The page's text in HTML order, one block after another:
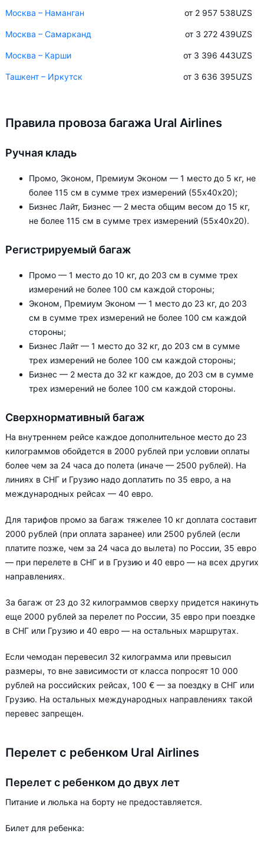
Москва – Наманган от 2 957 538UZS
Москва – Самарканд от 3 272 439UZS
Москва – Карши от 3 396 443UZS
Ташкент – Иркутск от 3 636 395UZS
Правила провоза багажа Ural Airlines
Ручная кладь
Промо, Эконом, Премиум Эконом — 1 место до 5 кг, не
более 115 см в сумме трех измерений (55х40х20);
Бизнес Лайт, Бизнес — 2 места общим весом до 15 кг,
не более 115 см в сумме трех измерений (55х40х20).
Регистрируемый багаж
Промо — 1 место до 10 кг, до 203 см в сумме трех
измерений не более 100 см каждой стороны;
Эконом, Премиум Эконом — 1 место до 23 кг, до 203
см в сумме трех измерений не более 100 см каждой
стороны;
Бизнес Лайт — 1 место до 32 кг, до 203 см в сумме
трех измерений не более 100 см каждой стороны;
Бизнес — 2 места до 32 кг каждое, до 203 см в сумме
трех измерений не более 100 см каждой стороны.
Сверхнормативный багаж
На внутреннем рейсе каждое дополнительное место до 23
килограммов обойдется в 2000 рублей при условии оплаты
более чем за 24 часа до полета (иначе — 2500 рублей). На
линиях в СНГ и Грузию надо доплатить по 35 евро, а на
международных рейсах — 40 евро.
Для тарифов промо за багаж тяжелее 10 кг доплата составит
2000 рублей (при оплата заранее) или 2500 рублей (если
платите позже, чем за 24 часа до вылета) по России, 35 евро
— при перелете в СНГ и в Грузию и 40 евро — на всех других
направлениях.
За багаж от 23 до 32 килограммов сверху придется накинуть
еще 2000 рублей за перелет по России, 35 евро при поездке
в СНГ или Грузию и 40 евро — на остальных маршрутах.
Если чемодан перевесил 32 килограмма или превысил
размеры, то вне зависимости от класса попросят 10 000
рублей на российских рейсах, 100 € — за поездку в СНГ или
Грузию. На остальных международных направлениях такой
перевес запрещен.
Перелет с ребенком Ural Airlines
Перелет с ребенком до двух лет
Питание и люлька на борту не предоставляется.
Билет для ребенка: